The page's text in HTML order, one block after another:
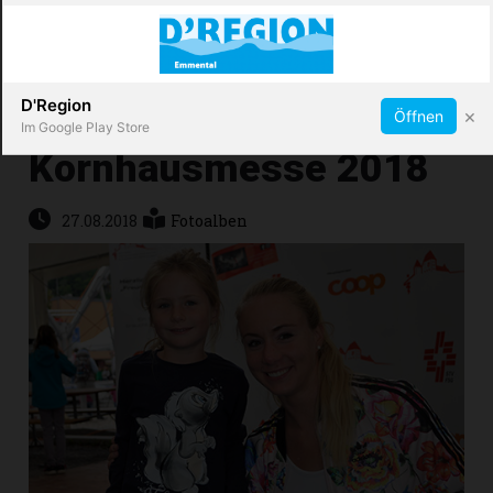
Immobilien
Veranstaltungen
Stellen
Paper
Abonnieren
Kornhausmesse 2018
27.08.2018 Fotoalben
D'Region
Im Google Play Store
Öffnen ×